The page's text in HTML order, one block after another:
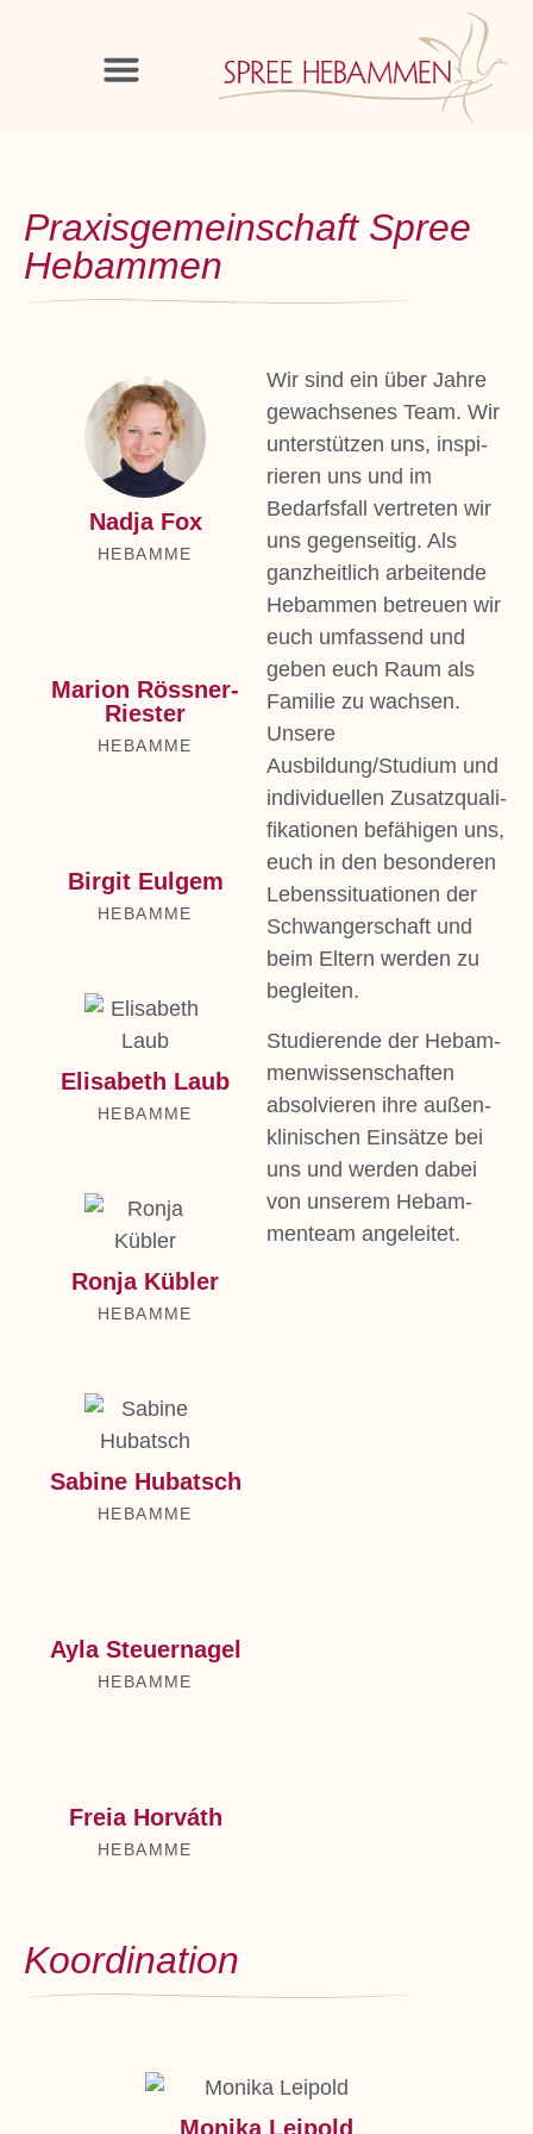
Pra­xis­ge­mein­schaft Spree
Heb­am­men
Nad­ja Fox
HEB­AM­ME
Mari­on Rös­s­­ner-
Ries­­ter
HEB­AM­ME
Bir­git Eul­gem
HEB­AM­ME
Eli­sa­beth Laub
HEB­AM­ME
Ron­ja Küb­ler
HEB­AM­ME
Sabi­ne Hub­atsch
HEB­AM­ME
Ayla Steu­er­na­gel
HEB­AM­ME
Freia Hor­váth
HEB­AM­ME
Wir sind ein über Jah­re
gewach­se­nes Team. Wir
unter­stüt­zen uns, inspi­
rie­ren uns und im
Bedarfs­fall ver­tre­ten wir
uns gegen­sei­tig. Als
ganz­heit­lich arbei­ten­de
Heb­am­men betreu­en wir
euch umfas­send und
geben euch Raum als
Fami­lie zu wach­sen.
Unse­re
Ausbildung/Studium und
indi­vi­du­el­len Zusatz­qua­li­
fi­ka­tio­nen befä­hi­gen uns,
euch in den beson­de­ren
Lebens­si­tua­tio­nen der
Schwan­ger­schaft und
beim Eltern wer­den zu
beglei­ten.
Stu­die­ren­de der Heb­am­
men­wis­sen­schaf­ten
absol­vie­ren ihre außen­
kli­ni­schen Ein­sät­ze bei
uns und wer­den dabei
von unse­rem Heb­am­
men­team ange­lei­tet.
Koor­di­na­ti­on
Moni­ka Lei­pold